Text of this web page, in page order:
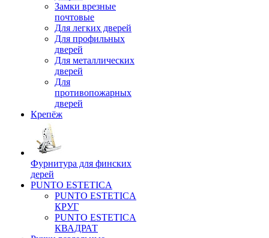
Замки врезные
почтовые
Для легких дверей
Для профильных
дверей
Для металлических
дверей
Для
противопожарных
дверей
Крепёж
Фурнитура для финских
дерей
PUNTO ESTETICA
PUNTO ESTETICA
КРУГ
PUNTO ESTETICA
КВАДРАТ